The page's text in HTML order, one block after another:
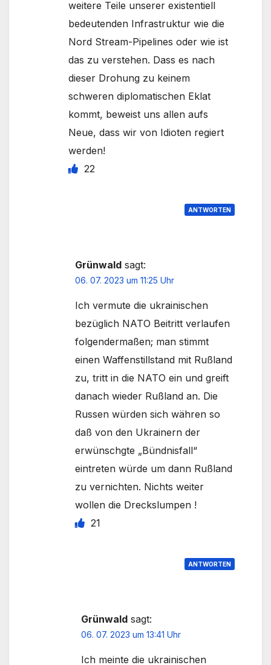
weitere Teile unserer existentiell
bedeutenden Infrastruktur wie die
Nord Stream-Pipelines oder wie ist
das zu verstehen. Dass es nach
dieser Drohung zu keinem
schweren diplomatischen Eklat
kommt, beweist uns allen aufs
Neue, dass wir von Idioten regiert
werden!
22
ANTWORTEN
Grünwald sagt:
06. 07. 2023 um 11:25 Uhr
Ich vermute die ukrainischen
bezüglich NATO Beitritt verlaufen
folgendermaßen; man stimmt
einen Waffenstillstand mit Rußland
zu, tritt in die NATO ein und greift
danach wieder Rußland an. Die
Russen würden sich währen so
daß von den Ukrainern der
erwünschgte „Bündnisfall“
eintreten würde um dann Rußland
zu vernichten. Nichts weiter
wollen die Dreckslumpen !
21
ANTWORTEN
Grünwald sagt:
06. 07. 2023 um 13:41 Uhr
Ich meinte die ukrainischen